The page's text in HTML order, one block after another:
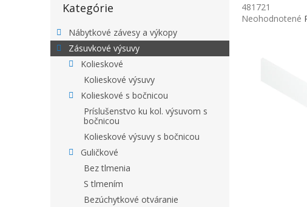
Kategórie
Nábytkové závesy a výkopy
Zásuvkové výsuvy
Kolieskové
Kolieskové výsuvy
Kolieskové s bočnicou
Príslušenstvo ku kol. výsuvom s
bočnicou
Kolieskové výsuvy s bočnicou
Guličkové
Bez tlmenia
S tlmením
Bezúchytkové otváranie
481721
Priemerné
Neohodnotené